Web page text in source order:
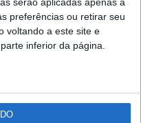
serão aplicadas apenas a
preferências ou retirar seu
voltando a este site e
inferior da página.